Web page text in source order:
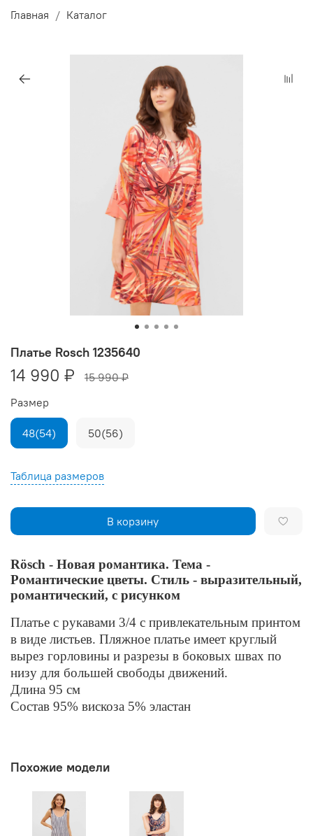
Главная Каталог
Платье Rosch 1235640
14 990 ₽ 15 990 ₽
Таблица размеров
В корзину
Размер
48(54) 50(56)
Rösch - Новая романтика. Тема -
Романтические цветы. Стиль - выразительный,
романтический, с рисунком
Платье с рукавами 3/4 с привлекательным принтом
в виде листьев. Пляжное платье имеет круглый
вырез горловины и разрезы в боковых швах по
низу для большей свободы движений.
Длина 95 см
Состав 95% вискоза 5% эластан
Похожие модели